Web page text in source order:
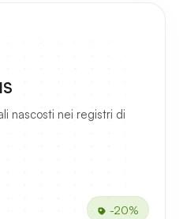
nascosti nei registri di
-20%